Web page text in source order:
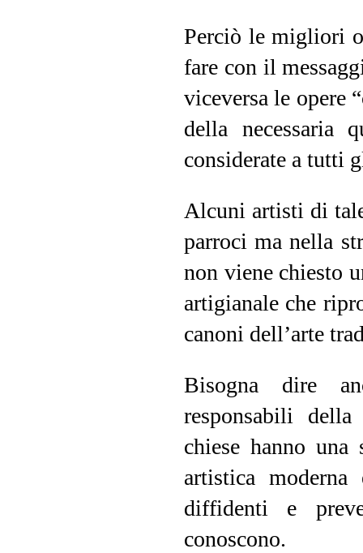
Perciò le migliori
fare con il
viceversa le opere
della necessaria
considerate a tutti
Alcuni artisti di
parroci ma nella
non viene chiesto
artigianale che
canoni dell’arte
Bisogna dire
responsabili della
chiese hanno
artistica moderna
diffidenti e
conoscono.